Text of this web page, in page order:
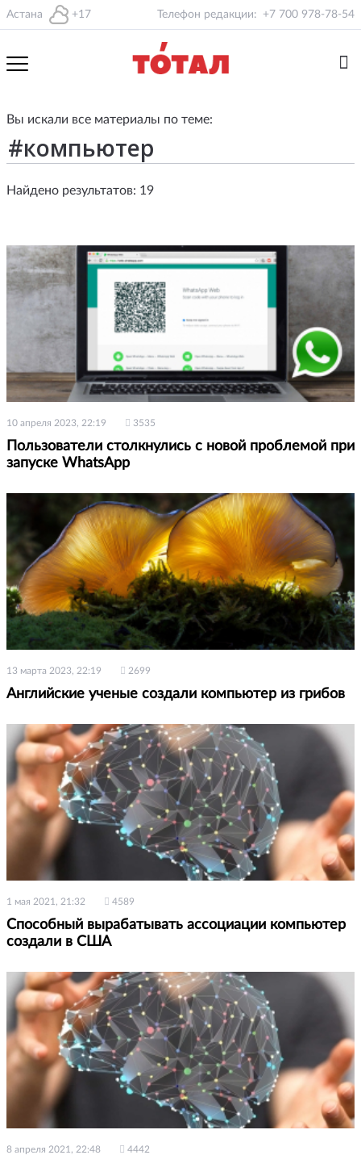
Астана +17 Телефон редакции: +7 700 978-78-54
Вы искали все материалы по теме:
Найдено результатов: 19
10 апреля 2023, 22:19 3535
Пользователи столкнулись с новой проблемой при
запуске WhatsApp
13 марта 2023, 22:19 2699
Английские ученые создали компьютер из грибов
1 мая 2021, 21:32 4589
Способный вырабатывать ассоциации компьютер
создали в США
8 апреля 2021, 22:48 4442